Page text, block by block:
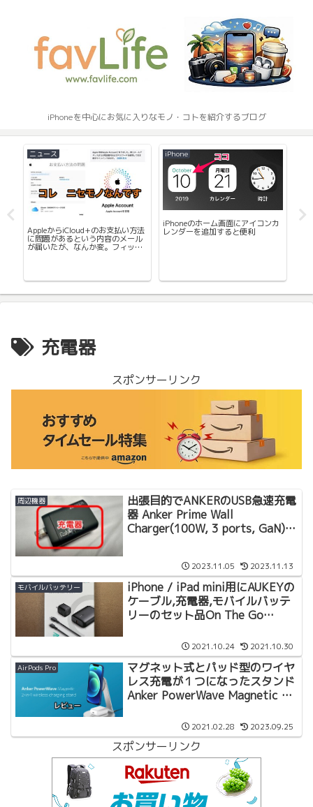
iPhoneを中心にお気に入りなモノ・コトを紹介するブログ
ニュース
AppleからiCloud+のお支払い方法
に問題があるという内容のメール
が届いたが、なんか変。フィッシ
iPhone
iPhoneのホーム画面にアイコンカ
レンダーを追加すると便利
充電器
スポンサーリンク
周辺機器
出張目的でANKERのUSB急速充電
器 Anker Prime Wall
Charger(100W, 3 ports, GaN)購
2023.11.05 2023.11.13
モバイルバッテリー
iPhone / iPad mini用にAUKEYの
ケーブル,充電器,モバイルバッテ
リーのセット品On The Go
2021.10.24 2021.10.30
AirPods Pro
マグネット式とパッド型のワイヤ
レス充電が１つになったスタンド
Anker PowerWave Magnetic 2-
2021.02.28 2023.09.25
スポンサーリンク